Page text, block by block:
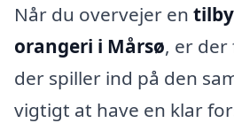
Når du overvejer en
orangeri i Mårsø, er der
der spiller ind på den
vigtigt at have en klar